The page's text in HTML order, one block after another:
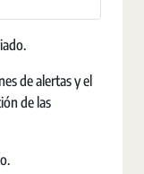
de alertas y el
de las